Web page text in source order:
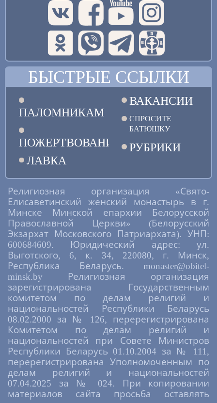
БЫСТРЫЕ ССЫЛКИ
ПАЛОМНИКАМ
ПОЖЕРТВОВАНИЯ
ЛАВКА
ВАКАНСИИ
СПРОСИТЕ
БАТЮШКУ
РУБРИКИ
Религиозная организация «Свято-
Елисаветинский женский монастырь в г.
Минске Минской епархии Белорусской
Православной Церкви» (Белорусский
Экзархат Московского Патриархата). УНП:
600684609. Юридический адрес: ул.
Выготского, 6, к. 34, 220080, г. Минск,
Республика Беларусь. monaster@obitel-
minsk.by Религиозная организация
зарегистрирована Государственным
комитетом по делам религий и
национальностей Республики Беларусь
08.02.2000 за № 126, перерегистрирована
Комитетом по делам религий и
национальностей при Совете Министров
Республики Беларусь 01.10.2004 за № 111,
перерегистрирована Уполномоченным по
делам религий и национальностей
07.04.2025 за № 024. При копировании
материалов сайта просьба оставлять